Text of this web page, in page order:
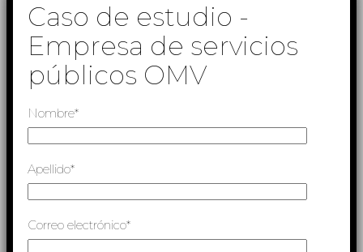
Caso de estudio -
Empresa de servicios
públicos OMV
Nombre*
Apellido*
Correo electrónico*